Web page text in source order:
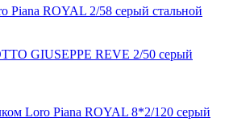
Piana ROYAL 2/58 серый стальной
GIUSEPPE REVE 2/50 серый
Loro Piana ROYAL 8*2/120 серый